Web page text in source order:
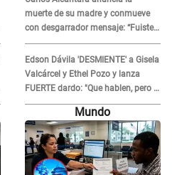
muerte de su madre y conmueve
con desgarrador mensaje: “Fuiste
una gran mujer”
Edson Dávila 'DESMIENTE' a Gisela
Valcárcel y Ethel Pozo y lanza
FUERTE dardo: "Que hablen, pero la
verdad siempre se sabe"
Mundo